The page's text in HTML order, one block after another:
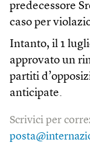
predecessore
caso per
Intanto, il 1
approvato un
partiti
anticipate.
Scrivici per